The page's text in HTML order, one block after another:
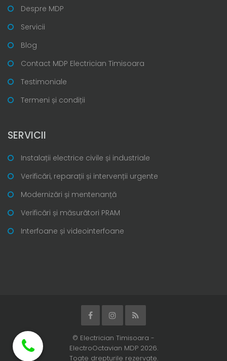
Despre MDP
Servicii
Blog
Contact MDP Electrician Timisoara
Testimoniale
Termeni și condiții
SERVICII
Instalații electrice civile și industriale
Verificări, reparații și intervenții urgente
Modernizări și mentenanță
Verificări și măsurători PRAM
Interfoane și videointerfoane
© Electrician Timisoara -
ElectroOctavian MDP 2026.
Toate drepturile rezervate.